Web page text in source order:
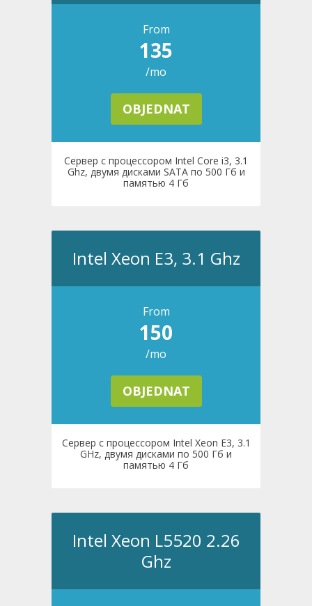
From
135
/mo
OBJEDNAT
Сервер с процессором Intel Core i3, 3.1
Ghz, двумя дисками SATA по 500 Гб и
памятью 4 Гб
Intel Xeon E3, 3.1 Ghz
From
150
/mo
OBJEDNAT
Сервер с процессором Intel Xeon E3, 3.1
GHz, двумя дисками по 500 Гб и
памятью 4 Гб
Intel Xeon L5520 2.26
Ghz